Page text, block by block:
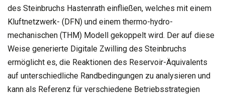
des Steinbruchs Hastenrath einfließen, welches mit einem
Kluftnetzwerk- (DFN) und einem thermo-hydro-
mechanischen (THM) Modell gekoppelt wird. Der auf diese
Weise generierte Digitale Zwilling des Steinbruchs
ermöglicht es, die Reaktionen des Reservoir-Äquivalents
auf unterschiedliche Randbedingungen zu analysieren und
kann als Referenz für verschiedene Betriebsstrategien